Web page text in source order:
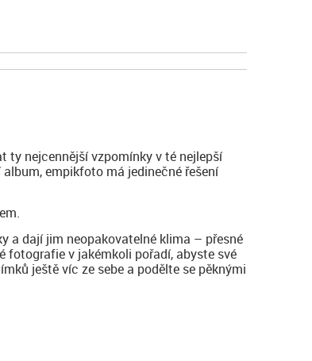
ty nejcennější vzpomínky v té nejlepší
empikfoto má jedinečné řešení
a dají jim neopakovatelné klima – přesné
fotografie v jakémkoli pořadí, abyste své
ještě víc ze sebe a podělte se pěknými